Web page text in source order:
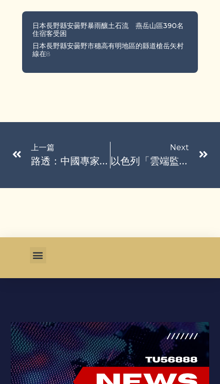
日本長野縣安曇野暴雨釀土石流 燕岳山區390名
住宿客受困
日本長野縣安曇野市穗高有明地區的縣道槍岳矢村
線在8
上一篇
路透：中國專家赴俄 疑助對方研發無人機
Next
以色列「雲端監視」加薩平民 遭微軟中斷服務